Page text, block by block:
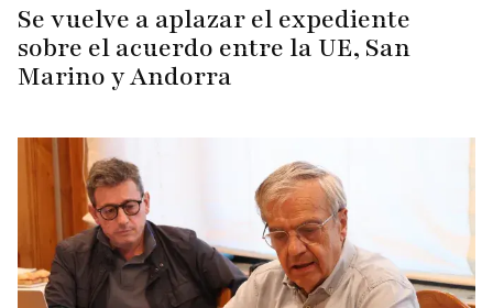
Se vuelve a aplazar el expediente
sobre el acuerdo entre la UE, San
Marino y Andorra